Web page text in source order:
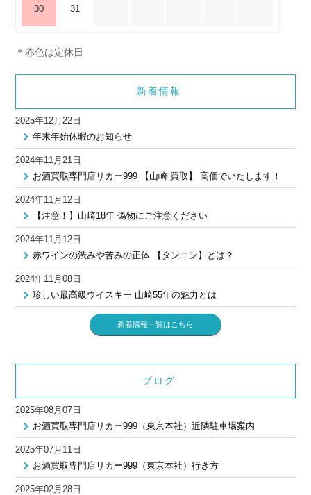
30 31
＊赤色は定休日
新着情報
2025年12月22日
年末年始休暇のお知らせ
2024年11月21日
お酒買取専門店リカー999 【山崎 買取】 高価でいたします！
2024年11月12日
【注意！】山崎18年 偽物にご注意ください
2024年11月12日
赤ワインの渋みや苦みの正体 【タンニン】とは？
2024年11月08日
珍しい最高級ウイスキー 山崎55年の魅力とは
新着情報一覧はこちら
ブログ
2025年08月07日
お酒買取専門店リカー999（東京本社）近隣駐車場案内
2025年07月11日
お酒買取専門店リカー999（東京本社）行き方
2025年02月28日